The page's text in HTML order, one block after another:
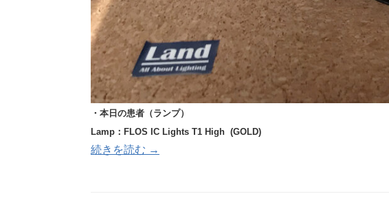
・本日の患者（ランプ）
Lamp：FLOS IC Lights T1 High (GOLD)
続きを読む →